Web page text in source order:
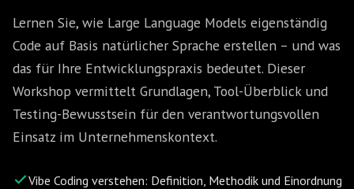
Lernen Sie, wie Large Language Models eigenständig
Code auf Basis natürlicher Sprache erstellen – und was
das für Ihre Entwicklungspraxis bedeutet. Dieser
Workshop vermittelt Grundlagen, Tool-Überblick und
Testing-Bewusstsein für den verantwortungsvollen
Einsatz im Unternehmenskontext.
Vibe Coding verstehen: Definition, Methodik und Einordnung